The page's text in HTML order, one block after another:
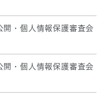
・個人情報保護審査会
・個人情報保護審査会